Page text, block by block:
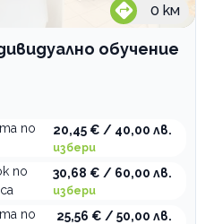
0 км
обучение
по
20,45 € / 40,00 лв.
избери
по
30,68 € / 60,00 лв.
избери
по
25,56 € / 50,00 лв.